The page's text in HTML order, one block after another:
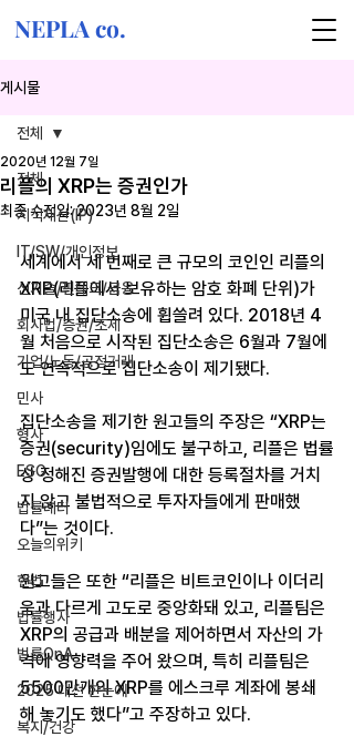
NEPLA co.
게시물
전체
지식재산(IP)
IT/SW/개인정보
신기술/핀테크/금융
회사법/증권/조세
기업/노동/공정거래
민사
형사
ESG
법률레터
오늘의위키
헌법
법률행사
법률QnA
2025 대선 한눈에
복지/건강
전체
리플의 XRP는 증권인가
2020년 12월 7일
최종 수정일:2023년 8월 2일
세계에서 세 번째로 큰 규모의 코인인 리플의
XRP(리플에서 보유하는 암호 화폐 단위)가
미국 내 집단소송에 휩쓸려 있다. 2018년 4
월 처음으로 시작된 집단소송은 6월과 7월에
도 연속적으로 집단소송이 제기됐다.
집단소송을 제기한 원고들의 주장은 “XRP는
증권(security)임에도 불구하고, 리플은 법률
상 정해진 증권발행에 대한 등록절차를 거치
지 않고 불법적으로 투자자들에게 판매했
다”는 것이다.
원고들은 또한 “리플은 비트코인이나 이더리
움과 다르게 고도로 중앙화돼 있고, 리플팀은
XRP의 공급과 배분을 제어하면서 자산의 가
격에 영향력을 주어 왔으며, 특히 리플팀은
5500만개의 XRP를 에스크루 계좌에 봉쇄
해 놓기도 했다”고 주장하고 있다.